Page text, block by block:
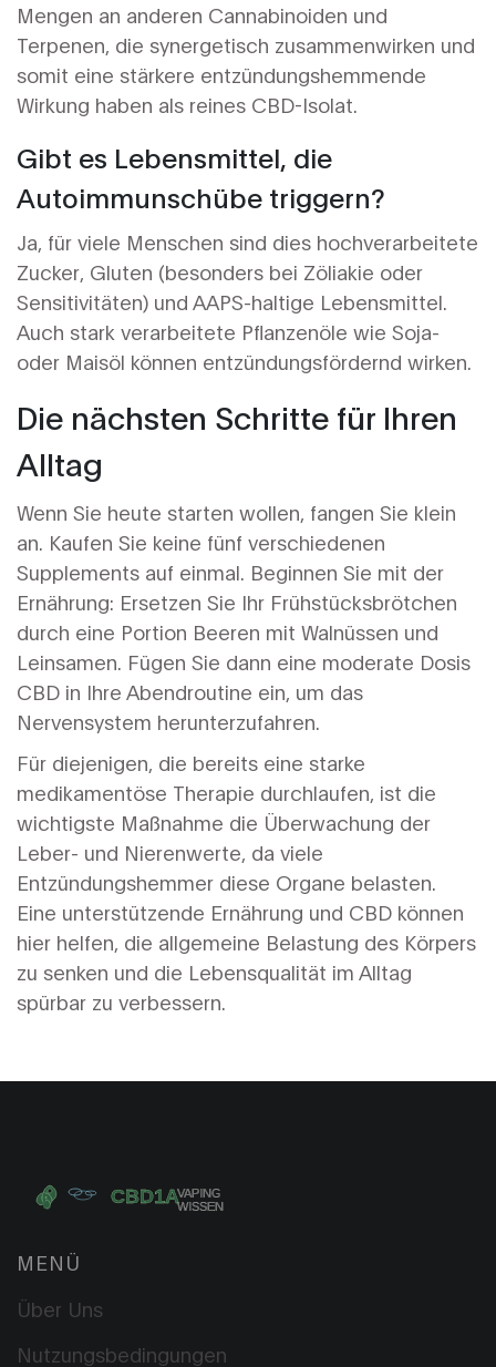
Mengen an anderen Cannabinoiden und
Terpenen, die synergetisch zusammenwirken und
somit eine stärkere entzündungshemmende
Wirkung haben als reines CBD-Isolat.
Gibt es Lebensmittel, die
Autoimmunschübe triggern?
Ja, für viele Menschen sind dies hochverarbeitete
Zucker, Gluten (besonders bei Zöliakie oder
Sensitivitäten) und AAPS-haltige Lebensmittel.
Auch stark verarbeitete Pflanzenöle wie Soja-
oder Maisöl können entzündungsfördernd wirken.
Die nächsten Schritte für Ihren
Alltag
Wenn Sie heute starten wollen, fangen Sie klein
an. Kaufen Sie keine fünf verschiedenen
Supplements auf einmal. Beginnen Sie mit der
Ernährung: Ersetzen Sie Ihr Frühstücksbrötchen
durch eine Portion Beeren mit Walnüssen und
Leinsamen. Fügen Sie dann eine moderate Dosis
CBD in Ihre Abendroutine ein, um das
Nervensystem herunterzufahren.
Für diejenigen, die bereits eine starke
medikamentöse Therapie durchlaufen, ist die
wichtigste Maßnahme die Überwachung der
Leber- und Nierenwerte, da viele
Entzündungshemmer diese Organe belasten.
Eine unterstützende Ernährung und CBD können
hier helfen, die allgemeine Belastung des Körpers
zu senken und die Lebensqualität im Alltag
spürbar zu verbessern.
MENÜ
Über Uns
Nutzungsbedingungen